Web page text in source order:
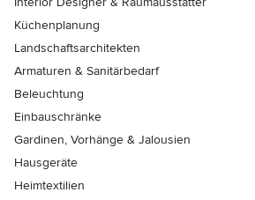
Küchenplanung
Landschaftsarchitekten
Armaturen & Sanitärbedarf
Beleuchtung
Einbauschränke
Gardinen, Vorhänge & Jalousien
Hausgeräte
Heimtextilien